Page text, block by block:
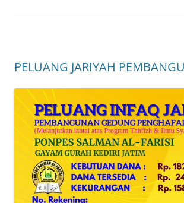
PELUANG JARIYAH